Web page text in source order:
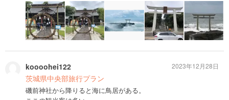
koooohei122
茨城県中央部旅行プラン
磯前神社から降りると海に鳥居がある。
2023年12月28日